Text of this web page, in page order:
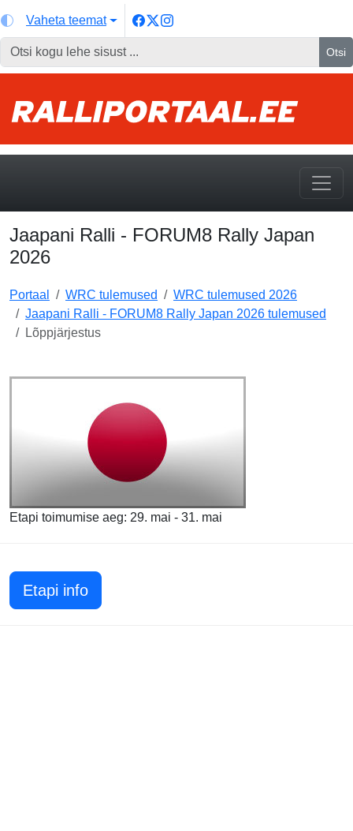
Vaheta teemat
Otsi
Jaapani Ralli - FORUM8 Rally Japan
2026
Portaal WRC tulemused
WRC tulemused 2026
Jaapani Ralli - FORUM8 Rally Japan 2026 tulemused
Lõppjärjestus
Etapi toimumise aeg: 29. mai - 31. mai
Etapi info